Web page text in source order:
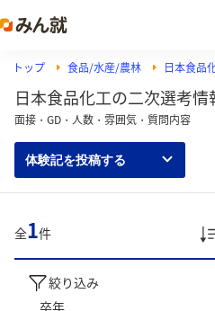
トップ 食品/水産/農林 日本食品
日本食品化工の二次選考情
面接・GD・人数・雰囲気・質問内容
体験記を投稿する
全1件
絞り込み
卒年